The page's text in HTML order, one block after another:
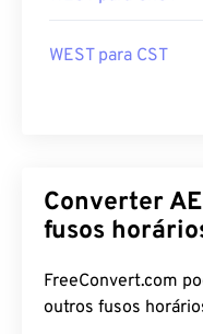
WEST para CST
Converter
fusos
FreeConvert.com
outros fusos